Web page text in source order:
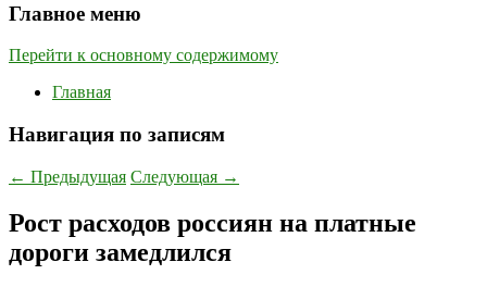
Главное меню
Перейти к основному содержимому
Главная
Навигация по записям
← Предыдущая Следующая →
Рост расходов россиян на платные
дороги замедлился